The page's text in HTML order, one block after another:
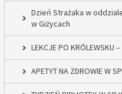
Dzień Strażaka w
w Giżycach
LEKCJE PO KRÓLEWSKU
APETYT NA ZDROWIE W